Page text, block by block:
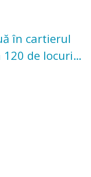
în cartierul
de locuri